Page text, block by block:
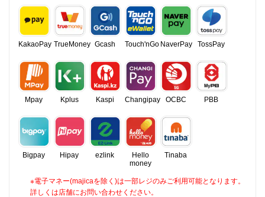
KakaoPay TrueMoney Gcash Touch'nGo NaverPay TossPay
Mpay Kplus Kaspi Changipay OCBC PBB
Bigpay Hipay ezlink
Hello
money
Tinaba
※電子マネー(majicaを除く)は一部レジのみご利用可能となります。
詳しくは店舗にお問い合わせください。